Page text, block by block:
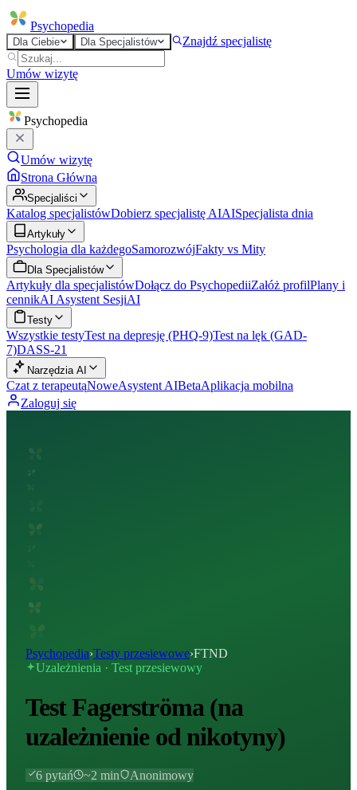
Psychopedia
Dla Ciebie Dla Specjalistów Znajdź specjalistę
Umów wizytę
Psychopedia
Umów wizytę
Strona Główna
Specjaliści
Katalog specjalistówDobierz specjalistę AIAISpecjalista dnia
Artykuły
Psychologia dla każdegoSamorozwójFakty vs Mity
Dla Specjalistów
Artykuły dla specjalistówDołącz do PsychopediiZałóż profilPlany i
cennikAI Asystent SesjiAI
Testy
Wszystkie testyTest na depresję (PHQ-9)Test na lęk (GAD-
7)DASS-21
Narzędzia AI
Czat z terapeutąNoweAsystent AIBetaAplikacja mobilna
Zaloguj się
Psychopedia›Testy przesiewowe›FTND
Uzależnienia · Test przesiewowy
Test Fagerströma (na
uzależnienie od nikotyny)
6 pytań ~2 min Anonimowy